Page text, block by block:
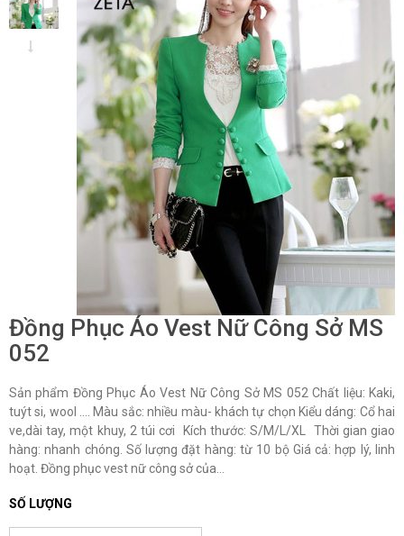
Đồng Phục Áo Vest Nữ Công Sở MS
052
Sản phẩm Đồng Phục Áo Vest Nữ Công Sở MS 052 Chất liệu: Kaki,
tuýt si, wool …. Màu sắc: nhiều màu- khách tự chọn Kiểu dáng: Cổ hai
ve,dài tay, một khuy, 2 túi cơi Kích thước: S/M/L/XL Thời gian giao
hàng: nhanh chóng. Số lượng đặt hàng: từ 10 bộ Giá cả: hợp lý, linh
hoạt. Đồng phục vest nữ công sở của...
SỐ LƯỢNG